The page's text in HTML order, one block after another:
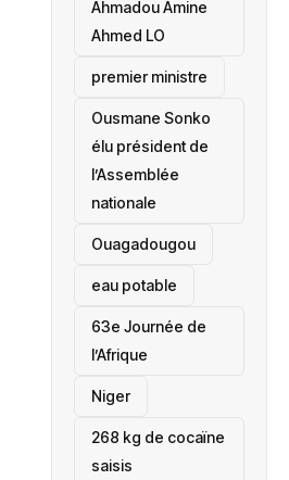
Ahmadou Amine
Ahmed LO
premier ministre
Ousmane Sonko
élu président de
l’Assemblée
nationale
‎Ouagadougou
eau potable
63e Journée de
l’Afrique
‎Niger
268 kg de cocaïne
saisis